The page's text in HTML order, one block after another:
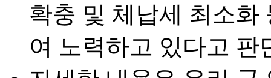
확충 및 체납세 최소화
여 노력하고 있다고 판